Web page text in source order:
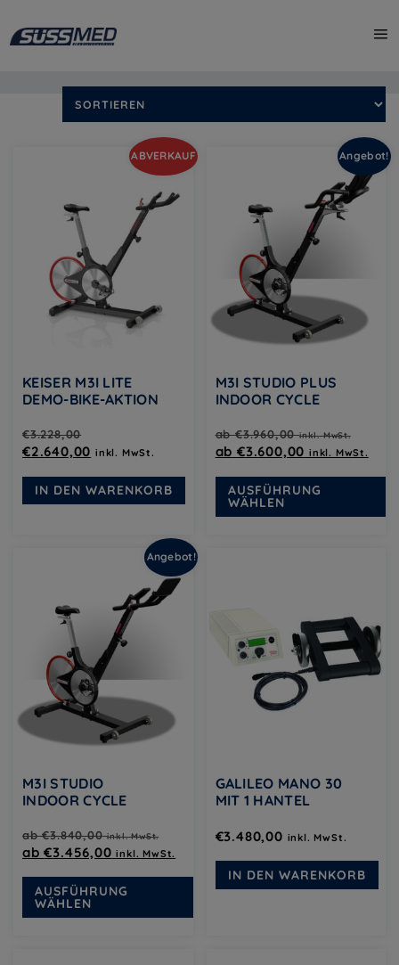
ABVERKAUF
KEISER M3I LITE
DEMO-BIKE-AKTION
€3.228,00
Ursprünglicher
war:
€3.228,00
€2.640,00 Aktueller
ist:
€2.640,00.
inkl. MwSt.
IN DEN WARENKORB
Angebot!
M3I STUDIO PLUS
INDOOR CYCLE
ab€3.960,00 inkl. MwSt.
ab €3.600,00 inkl. MwSt.
AUSFÜHRUNG
WÄHLEN
Angebot!
M3I STUDIO
INDOOR CYCLE
ab€3.840,00 inkl. MwSt.
ab€3.456,00 inkl. MwSt.
AUSFÜHRUNG
WÄHLEN
Dieses
weist
GALILEO MANO 30
MIT 1 HANTEL
€3.480,00 inkl. MwSt.
IN DEN WARENKORB